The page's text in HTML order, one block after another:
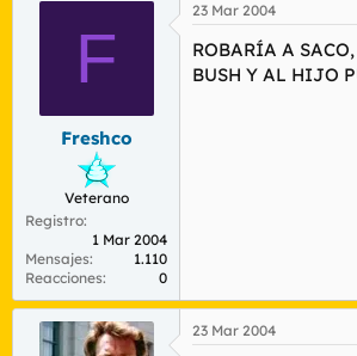
F
Freshco
Veterano
Registro
1 Mar 2004
Mensajes
1.110
Reacciones
0
23 Mar 2004
ROBARÍA A
BUSH Y AL HIJO
23 Mar 2004